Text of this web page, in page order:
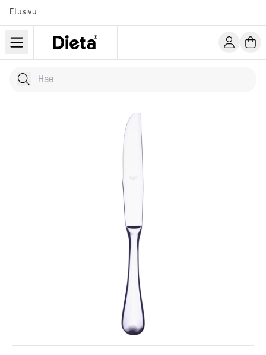
Etusivu
Hae tuotteita
Kirjoita hakusana...